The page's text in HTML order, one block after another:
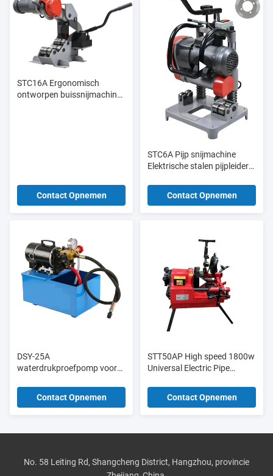
STC16A Ergonomisch
ontworpen buissnijmachine
Contact Opnemen
STC6A Pijp snijmachine
Elektrische stalen pijpleider
Contact Opnemen
DSY-25A
waterdrukproefpomp voor
Contact Opnemen
STT50AP High speed 1800w
Universal Electric Pipe
voor pijp
Contact Opnemen
No. 58 Leiting Rd, Shangcheng District, Hangzhou, provincie